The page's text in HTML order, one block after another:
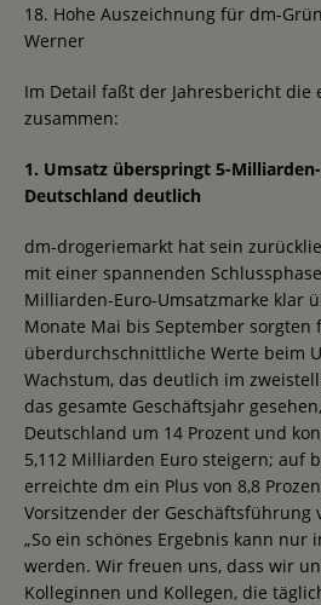
18. Hohe Auszeichnung für dm-
Werner
Im Detail faßt der Jahresbericht die
zusammen:
1. Umsatz überspringt 5-
Deutschland deutlich
dm-drogeriemarkt hat sein
mit einer spannenden
Milliarden-Euro-Umsatzmarke klar
Monate Mai bis September sorgten
überdurchschnittliche Werte beim
Wachstum, das deutlich im
das gesamte Geschäftsjahr
Deutschland um 14 Prozent und
5,112 Milliarden Euro steigern; auf
erreichte dm ein Plus von 8,8
Vorsitzender der Geschäftsführung
„So ein schönes Ergebnis kann
werden. Wir freuen uns, dass wir
Kolleginnen und Kollegen, die